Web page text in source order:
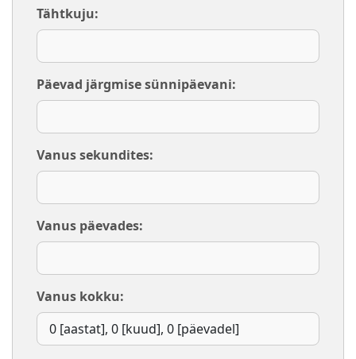
Tähtkuju:
Päevad järgmise sünnipäevani:
Vanus sekundites:
Vanus päevades:
Vanus kokku: